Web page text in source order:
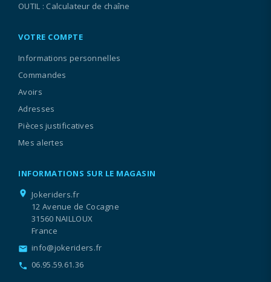
OUTIL : Calculateur de chaîne
VOTRE COMPTE
Informations personnelles
Commandes
Avoirs
Adresses
Pièces justificatives
Mes alertes
INFORMATIONS SUR LE MAGASIN
location_on
Jokeriders.fr
12 Avenue de Cocagne
31560 NAILLOUX
France
email info@jokeriders.fr
call 06.95.59.61.36